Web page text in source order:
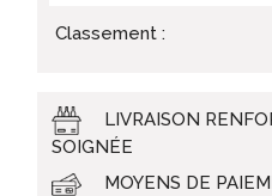
Classement :
LIVRAISON
SOIGNÉE
MOYENS DE